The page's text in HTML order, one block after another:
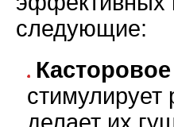
следующие:
стимулирует